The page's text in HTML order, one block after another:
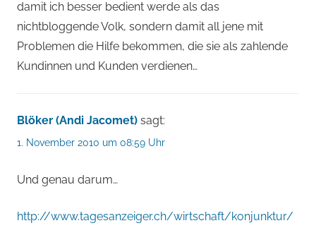
damit ich besser bedient werde als das
nichtbloggende Volk, sondern damit all jene mit
Problemen die Hilfe bekommen, die sie als zahlende
Kundinnen und Kunden verdienen…
Blöker (Andi Jacomet) sagt:
1. November 2010 um 08:59 Uhr
Und genau darum…
http://www.tagesanzeiger.ch/wirtschaft/konjunktur/